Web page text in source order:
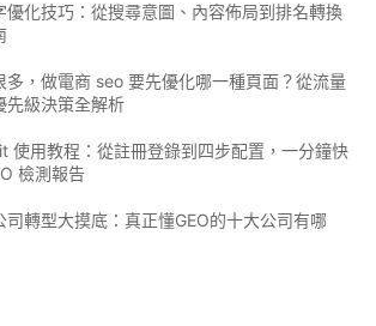
優化技巧：從搜尋意圖、內容佈局到排名轉換
多，做電商 seo 要先優化哪一種頁面？從流量
先級決策全解析
使用教程：從註冊登錄到四步配置，一分鐘快
檢測報告
司轉型大摸底：真正懂GEO的十大公司有哪